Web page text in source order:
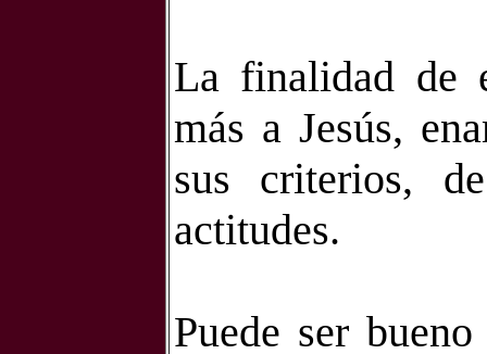
La finalidad de
más a Jesús,
sus criterios,
actitudes.
Puede ser